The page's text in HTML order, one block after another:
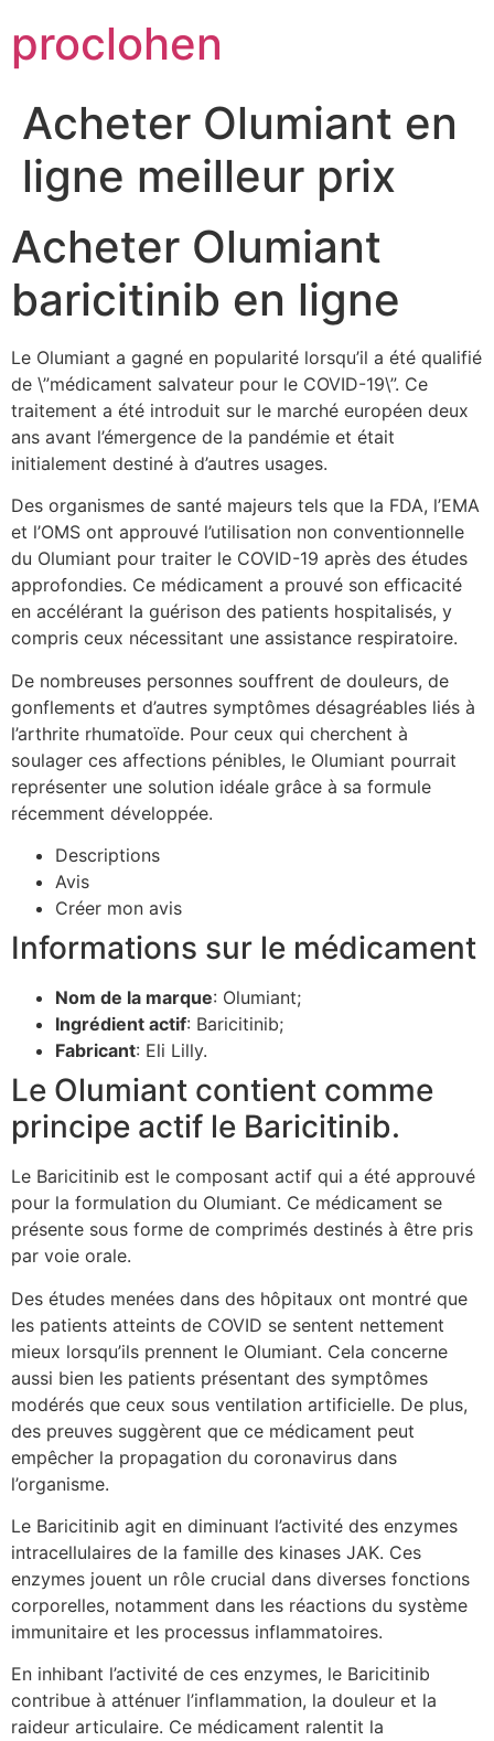
to
content
proclohen
Acheter Olumiant en
ligne meilleur prix
Acheter Olumiant
baricitinib en ligne
Le Olumiant a gagné en popularité lorsqu’il a été qualifié
de \”médicament salvateur pour le COVID-19\”. Ce
traitement a été introduit sur le marché européen deux
ans avant l’émergence de la pandémie et était
initialement destiné à d’autres usages.
Des organismes de santé majeurs tels que la FDA, l’EMA
et l’OMS ont approuvé l’utilisation non conventionnelle
du Olumiant pour traiter le COVID-19 après des études
approfondies. Ce médicament a prouvé son efficacité
en accélérant la guérison des patients hospitalisés, y
compris ceux nécessitant une assistance respiratoire.
De nombreuses personnes souffrent de douleurs, de
gonflements et d’autres symptômes désagréables liés à
l’arthrite rhumatoïde. Pour ceux qui cherchent à
soulager ces affections pénibles, le Olumiant pourrait
représenter une solution idéale grâce à sa formule
récemment développée.
Descriptions
Avis
Créer mon avis
Informations sur le médicament
Nom de la marque: Olumiant;
Ingrédient actif: Baricitinib;
Fabricant: Eli Lilly.
Le Olumiant contient comme
principe actif le Baricitinib.
Le Baricitinib est le composant actif qui a été approuvé
pour la formulation du Olumiant. Ce médicament se
présente sous forme de comprimés destinés à être pris
par voie orale.
Des études menées dans des hôpitaux ont montré que
les patients atteints de COVID se sentent nettement
mieux lorsqu’ils prennent le Olumiant. Cela concerne
aussi bien les patients présentant des symptômes
modérés que ceux sous ventilation artificielle. De plus,
des preuves suggèrent que ce médicament peut
empêcher la propagation du coronavirus dans
l’organisme.
Le Baricitinib agit en diminuant l’activité des enzymes
intracellulaires de la famille des kinases JAK. Ces
enzymes jouent un rôle crucial dans diverses fonctions
corporelles, notamment dans les réactions du système
immunitaire et les processus inflammatoires.
En inhibant l’activité de ces enzymes, le Baricitinib
contribue à atténuer l’inflammation, la douleur et la
raideur articulaire. Ce médicament ralentit la